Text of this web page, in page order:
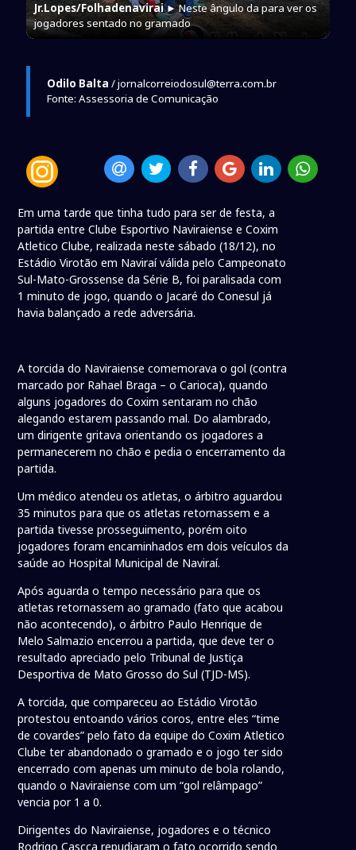
Jr.Lopes/Folhadenavirai► Neste ângulo da para ver os
jogadores sentado no gramado
Odilo Balta / jornalcorreiodosul@terra.com.br
Fonte: Assessoria de Comunicação
Em uma tarde que tinha tudo para ser de festa, a
partida entre Clube Esportivo Naviraiense e Coxim
Atletico Clube, realizada neste sábado (18/12), no
Estádio Virotão em Naviraí válida pelo Campeonato
Sul-Mato-Grossense da Série B, foi paralisada com
1 minuto de jogo, quando o Jacaré do Conesul já
havia balançado a rede adversária.
A torcida do Naviraiense comemorava o gol (contra
marcado por Rahael Braga – o Carioca), quando
alguns jogadores do Coxim sentaram no chão
alegando estarem passando mal. Do alambrado,
um dirigente gritava orientando os jogadores a
permanecerem no chão e pedia o encerramento da
partida.
Um médico atendeu os atletas, o árbitro aguardou
35 minutos para que os atletas retornassem e a
partida tivesse prosseguimento, porém oito
jogadores foram encaminhados em dois veículos da
saúde ao Hospital Municipal de Naviraí.
Após aguarda o tempo necessário para que os
atletas retornassem ao gramado (fato que acabou
não acontecendo), o árbitro Paulo Henrique de
Melo Salmazio encerrou a partida, que deve ter o
resultado apreciado pelo Tribunal de Justiça
Desportiva de Mato Grosso do Sul (TJD-MS).
A torcida, que compareceu ao Estádio Virotão
protestou entoando vários coros, entre eles “time
de covardes” pelo fato da equipe do Coxim Atletico
Clube ter abandonado o gramado e o jogo ter sido
encerrado com apenas um minuto de bola rolando,
quando o Naviraiense com um “gol relâmpago”
vencia por 1 a 0.
Dirigentes do Naviraiense, jogadores e o técnico
Rodrigo Cascca repudiaram o fato ocorrido sendo